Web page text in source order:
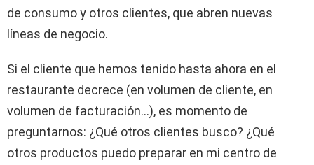
de consumo y otros clientes, que abren nuevas
líneas de negocio.
Si el cliente que hemos tenido hasta ahora en el
restaurante decrece (en volumen de cliente, en
volumen de facturación…), es momento de
preguntarnos: ¿Qué otros clientes busco? ¿Qué
otros productos puedo preparar en mi centro de